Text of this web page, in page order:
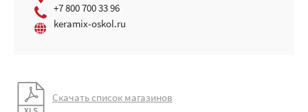
+7 800 700 33 96
keramix-oskol.ru
Скачать список магазинов